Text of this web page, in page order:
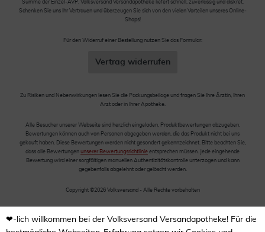
Summe der Einzel-AVP. Volksversand Versandapotheke liefert schnell, zuverlässig und diskret.
Schenken Sie uns Ihr Vertrauen und überzeugen Sie sich von den vielen Vorteilen unseres Online-
Shops!
Für den Widerruf einer Bestellung nutzen Sie das Formular:
Vertrag widerrufen
Zu Risiken und Nebenwirkungen lesen Sie die Packungsbeilage und fragen Sie Ihre Ärztin, Ihren
Arzt oder in Ihrer Apotheke.
Alle Besucher unserer Webseite sind herzlich eingeladen, Produktbewertungen abzugeben.
Bewertungen können auch von Personen abgegeben werden, die das Produkt nicht bei uns
gekauft haben. Diese Bewertungen werden nicht gesondert gekennzeichnet. Bitte beachten Sie,
dass alle Bewertungen unserer Bewertungsrichtlinie entsprechen müssen. Jede eingehende
Bewertung wird einer sorgfältigen manuellen Authentizitätskontrolle unterzogen und kann
gegebenfalls abgelehnt oder gelöscht werden.
Copyright ©2026 Volksversand - Alle Rechte vorbehalten
❤-lich willkommen bei der Volksversand Versandapotheke! Für die